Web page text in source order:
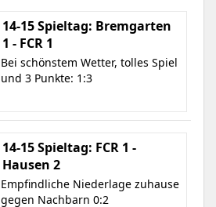
14-15 Spieltag: Bremgarten
1 - FCR 1
Bei schönstem Wetter, tolles Spiel
und 3 Punkte: 1:3
14-15 Spieltag: FCR 1 -
Hausen 2
Empfindliche Niederlage zuhause
gegen Nachbarn 0:2